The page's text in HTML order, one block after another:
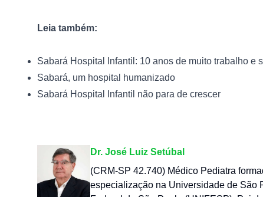
Leia também:
Sabará Hospital Infantil: 10 anos de muito trabalho e
Sabará, um hospital humanizado
Sabará Hospital Infantil não para de crescer
Dr. José Luiz Setúbal
(CRM-SP 42.740) Médico Pediatra
especialização na Universidade de São